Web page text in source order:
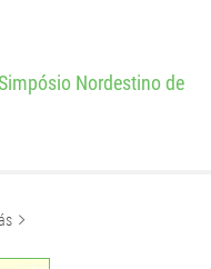
Nordestino de